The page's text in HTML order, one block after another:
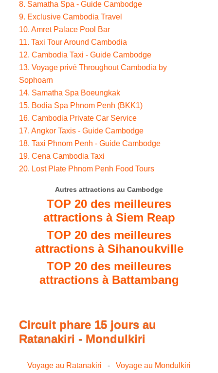
8. Samatha Spa - Guide Cambodge
9. Exclusive Cambodia Travel
10. Amret Palace Pool Bar
11. Taxi Tour Around Cambodia
12. Cambodia Taxi - Guide Cambodge
13. Voyage privé Throughout Cambodia by
Sophoarn
14. Samatha Spa Boeungkak
15. Bodia Spa Phnom Penh (BKK1)
16. Cambodia Private Car Service
17. Angkor Taxis - Guide Cambodge
18. Taxi Phnom Penh - Guide Cambodge
19. Cena Cambodia Taxi
20. Lost Plate Phnom Penh Food Tours
Autres attractions au Cambodge
TOP 20 des meilleures
attractions à Siem Reap
TOP 20 des meilleures
attractions à Sihanoukville
TOP 20 des meilleures
attractions à Battambang
Circuit phare 15 jours au
Ratanakiri - Mondulkiri
Voyage au Ratanakiri - Voyage au Mondulkiri